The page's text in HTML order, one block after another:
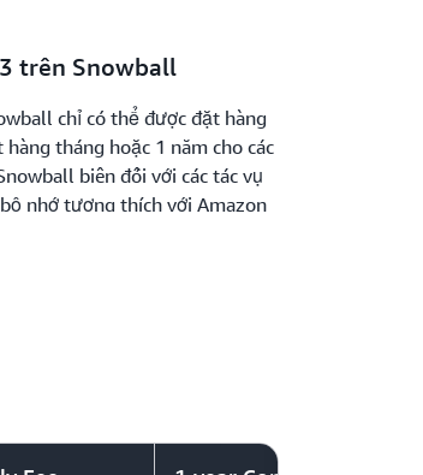
trên Snowball
chỉ có thể được đặt hàng
tháng hoặc 1 năm cho các
biên đối với các tác vụ
nhớ tương thích với Amazon
các thiết bị AWS Snowball.
thiết bị Snowball vào đầu